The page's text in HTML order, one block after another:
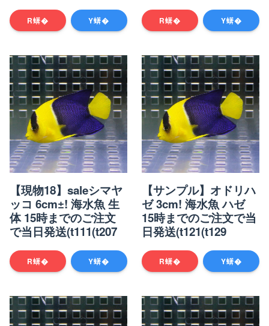
R蠎� Y蠎� R蠎� Y蠎�
【現物18】saleシマヤ
ッコ 6cm±! 海水魚 生
体 15時までのご注文
で当日発送(t111(t207
R蠎� Y蠎�
【サンプル】オドリハ
ゼ 3cm! 海水魚 ハゼ
15時までのご注文で当
日発送(t121(t129
R蠎� Y蠎�